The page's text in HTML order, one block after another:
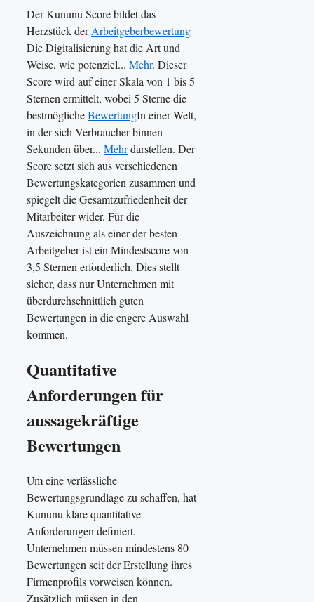
Der Kununu Score bildet das
Herzstück derArbeitgeberbewertung
Die Digitalisierung hat die Art und
Weise, wie potenziel... Mehr. Dieser
Score wird auf einer Skala von 1 bis 5
Sternen ermittelt, wobei 5 Sterne die
bestmöglicheBewertungIn einer Welt,
in der sich Verbraucher binnen
Sekunden über... Mehrdarstellen. Der
Score setzt sich aus verschiedenen
Bewertungskategorien zusammen und
spiegelt die Gesamtzufriedenheit der
Mitarbeiter wider. Für die
Auszeichnung als einer der besten
Arbeitgeber ist ein Mindestscore von
3,5 Sternen erforderlich. Dies stellt
sicher, dass nur Unternehmen mit
überdurchschnittlich guten
Bewertungen in die engere Auswahl
kommen.
Quantitative
Anforderungen für
aussagekräftige
Bewertungen
Um eine verlässliche
Bewertungsgrundlage zu schaffen, hat
Kununu klare quantitative
Anforderungen definiert.
Unternehmen müssen mindestens 80
Bewertungen seit der Erstellung ihres
Firmenprofils vorweisen können.
Zusätzlich müssen in den